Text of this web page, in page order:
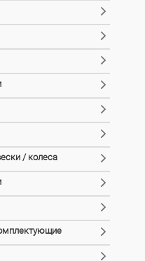
/ колеса